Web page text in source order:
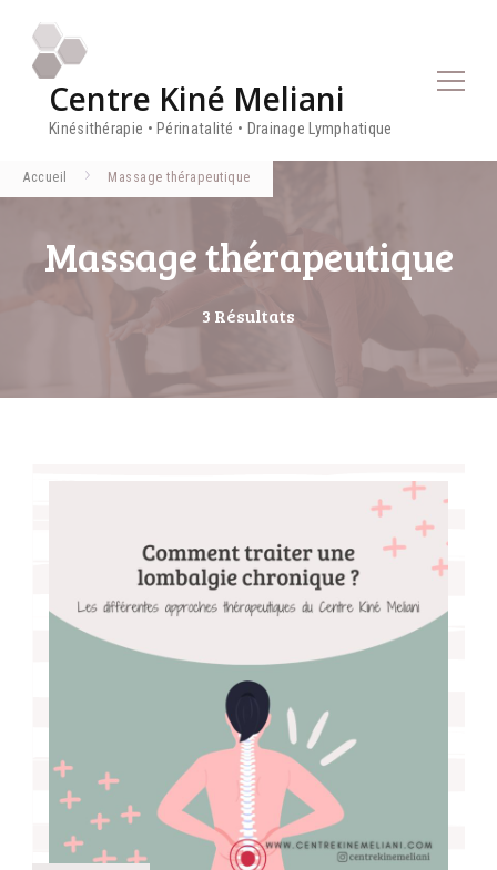
Centre Kiné Meliani
Kinésithérapie • Périnatalité • Drainage Lymphatique
Accueil Massage thérapeutique
Massage thérapeutique
3 Résultats